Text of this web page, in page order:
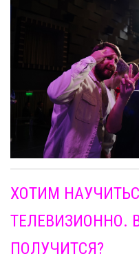
ХОТИМ
ТЕЛЕВИЗИОННО.
ПОЛУЧИТСЯ?